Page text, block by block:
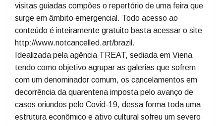
compreende que não basta apenas comercializar
obras de arte, é necessário oferecer conteúdo
exclusivo, dessa forma lives, entrevistas, palestras e
visitas guiadas compões o repertório de uma feira que
surge em âmbito emergencial. Todo acesso ao
conteúdo é inteiramente gratuito basta acessar o site
http://www.notcancelled.art/brazil.
Idealizada pela agência TREAT, sediada em Viena
tendo como objetivo agrupar as galerias que sofrem
com um denominador comum, os cancelamentos em